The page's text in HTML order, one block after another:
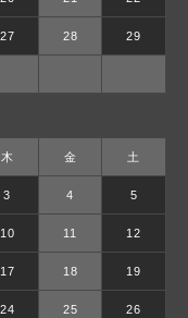
27 28 29
木 金 土
3 4 5
10 11 12
17 18 19
24 25 26